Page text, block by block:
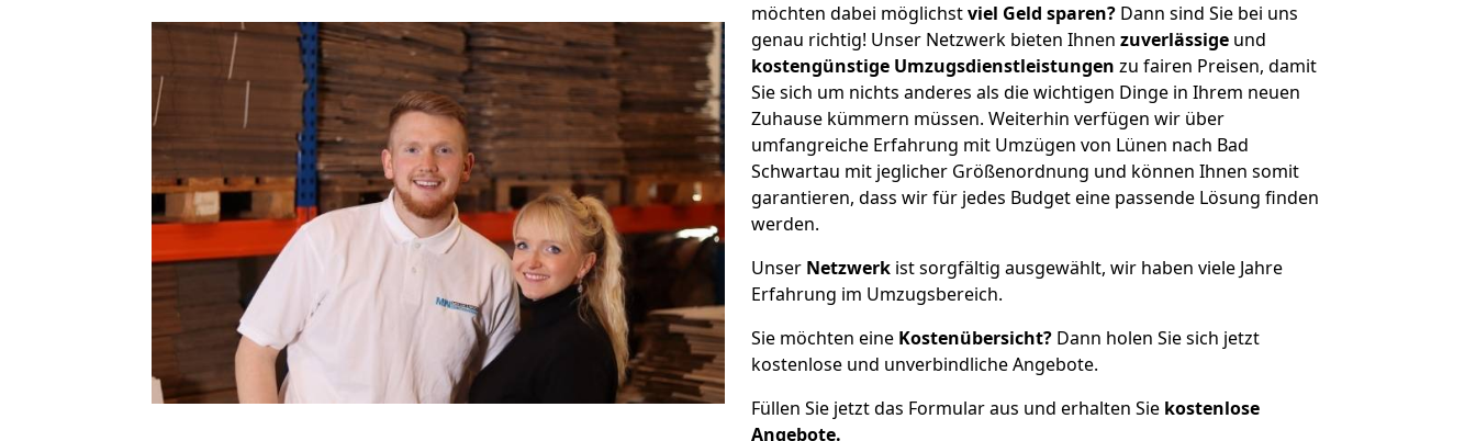
möchten dabei möglichstviel Geld sparen? Dann sind Sie bei uns
genau richtig! Unser Netzwerk bieten Ihnen zuverlässige und
kostengünstige Umzugsdienstleistungen zu fairen Preisen, damit
Sie sich um nichts anderes als die wichtigen Dinge in Ihrem neuen
Zuhause kümmern müssen. Weiterhin verfügen wir über
umfangreiche Erfahrung mit Umzügen von Lünen nach Bad
Schwartau mit jeglicher Größenordnung und können Ihnen somit
garantieren, dass wir für jedes Budget eine passende Lösung finden
werden.
Unser Netzwerk ist sorgfältig ausgewählt, wir haben viele Jahre
Erfahrung im Umzugsbereich.
Sie möchten eine Kostenübersicht? Dann holen Sie sich jetzt
kostenlose und unverbindliche Angebote.
Füllen Sie jetzt das Formular aus und erhalten Sie kostenlose
Angebote.